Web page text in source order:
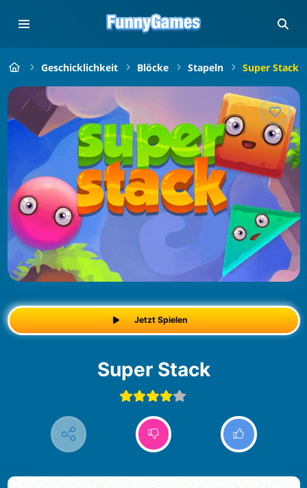
Geschicklichkeit Blöcke Stapeln Super Stack
Jetzt Spielen
Super Stack